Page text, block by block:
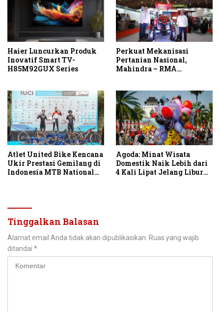
Haier Luncurkan Produk
Inovatif Smart TV-
H85M92GUX Series
Perkuat Mekanisasi
Pertanian Nasional,
Mahindra – RMA
Tingkatkan Produktivitas
Petani Indonesia
Atlet United Bike Kencana
Ukir Prestasi Gemilang di
Indonesia MTB National
Agoda: Minat Wisata
Domestik Naik Lebih dari
4 Kali Lipat Jelang Libur
Tinggalkan Balasan
Alamat email Anda tidak akan dipublikasikan. Ruas yang wajib
ditandai *